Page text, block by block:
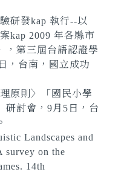
研發kap 執行--以
kap 2009 年各縣市
，第三屆台語認證學
，台南，國立成功
原則〉「國民小學
研討會，9月5日，台
Landscapes and
survey on the
14th